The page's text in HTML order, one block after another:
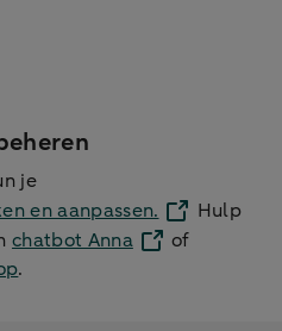
je
en aanpassen.
Hulp
chatbot Anna
of
.